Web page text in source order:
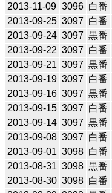
2013-11-09 3096 白番
2013-09-25 3097 白番
2013-09-24 3097 黒番
2013-09-22 3097 白番
2013-09-21 3097 黒番
2013-09-19 3097 白番
2013-09-16 3097 黒番
2013-09-15 3097 白番
2013-09-14 3097 黒番
2013-09-08 3097 白番
2013-09-01 3098 白番
2013-08-31 3098 黒番
2013-08-30 3098 白番